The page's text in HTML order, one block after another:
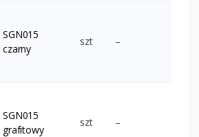
SGN015
czarny
szt –
SGN015
grafitowy
szt –